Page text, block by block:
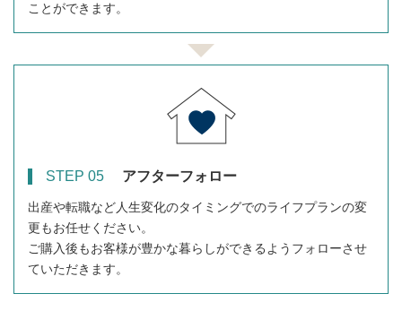
ことができます。
STEP 05 アフターフォロー
出産や転職など人生変化のタイミングでのライフプランの変
更もお任せください。
ご購入後もお客様が豊かな暮らしができるようフォローさせ
ていただきます。